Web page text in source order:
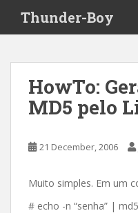
i
Thunder-Boy
HowTo:
MD5 pelo
21 December, 2006
Muito simples. Em um
# echo -n “senha” |